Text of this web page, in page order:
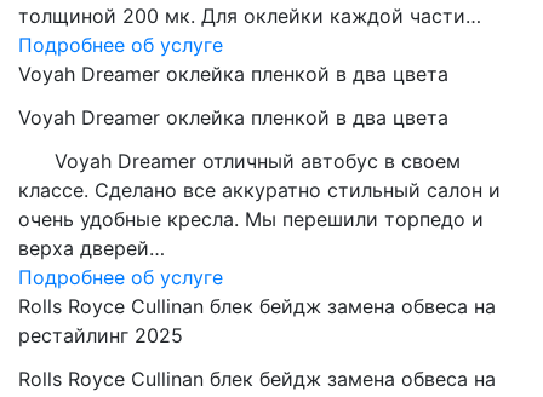
толщиной 200 мк. Для оклейки каждой части…
Подробнее об услуге
Voyah Dreamer оклейка пленкой в два цвета
Voyah Dreamer оклейка пленкой в два цвета
Voyah Dreamer отличный автобус в своем
классе. Сделано все аккуратно стильный салон и
очень удобные кресла. Мы перешили торпедо и
верха дверей…
Подробнее об услуге
Rolls Royce Cullinan блек бейдж замена обвеса на
рестайлинг 2025
Rolls Royce Cullinan блек бейдж замена обвеса на